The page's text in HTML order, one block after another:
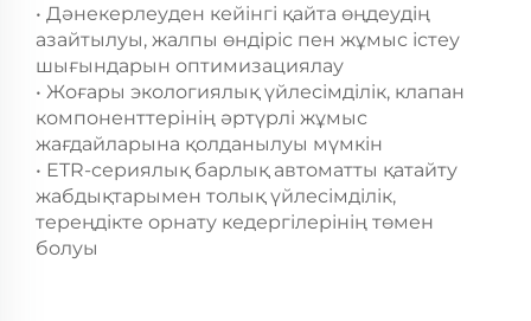
• Дәнекерлеуден кейінгі қайта өңдеудің
азайтылуы, жалпы өндіріс пен жұмыс істеу
шығындарын оптимизациялау
• Жоғары экологиялық үйлесімділік, клапан
компоненттерінің әртүрлі жұмыс
жағдайларына қолданылуы мүмкін
• ETR-сериялық барлық автоматты қатайту
жабдықтарымен толық үйлесімділік,
тереңдікте орнату кедергілерінің төмен
болуы